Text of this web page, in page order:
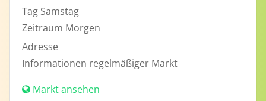
Tag Samstag
Zeitraum Morgen
Adresse
Informationen regelmäßiger Markt
Markt ansehen